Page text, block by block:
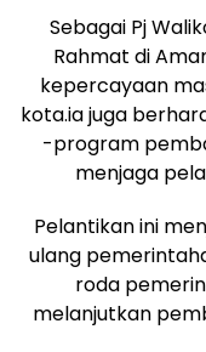
Sebagai Pj
Rahmat di
kepercayaan
kota.ia juga
-program
menjaga
Pelantikan ini
ulang
roda
melanjutkan